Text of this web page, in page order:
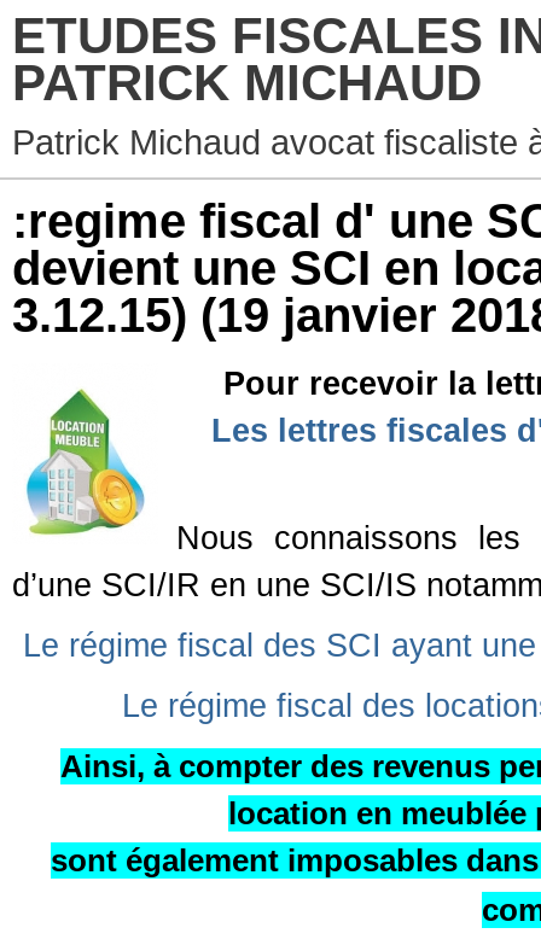
ETUDES FISCALES
PATRICK MICHAUD
Patrick Michaud avocat fiscaliste
:regime fiscal d' une
devient une SCI en
3.12.15) (19 janvier
Pour recevoir la
Les lettres fiscales
Nous connaissons les
d’une SCI/IR en une SCI/IS
Le régime fiscal des SCI ayant
Le régime fiscal des
Ainsi, à compter des revenus
location en
sont également imposables